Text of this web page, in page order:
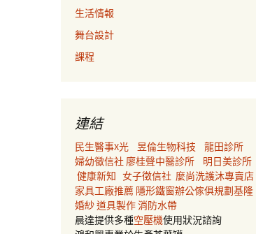
生活情報
舞台設計
課程
連結
民生醫事X光 昱倫生物科技
龍田診所
婦幼徵信社 廖桂聲中醫診所
明日美診所
健康新知 女子徵信社 麼尚洗護沐專賣店
家具工廠推薦 隱形鐵窗辦公傢俱規劃基隆
婚紗道具製作消防水帶
晨達提供多種空壓機使用狀況諮詢